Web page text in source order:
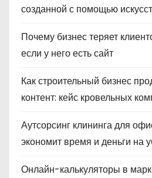
созданной с помощью
Почему бизнес теряет
если у него есть сайт
Как строительный бизнес
контент: кейс кровельных
Аутсорсинг клининга для
экономит время и деньги на
Онлайн-калькуляторы в